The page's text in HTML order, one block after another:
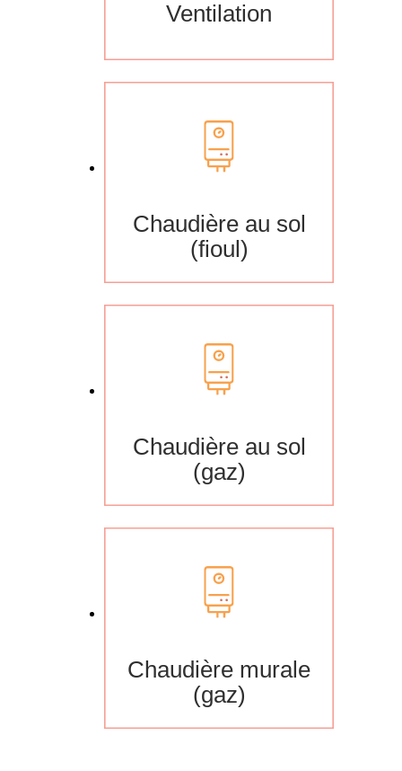
Ventilation
Chaudière au sol
(fioul)
Chaudière au sol
(gaz)
Chaudière murale
(gaz)